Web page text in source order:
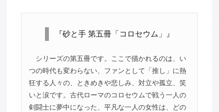
『砂と手 第五冊「コロセウム」』
シリーズの第五冊です。ここで描かれるのは、い
つの時代も変わらない、ファンとして「推し」に熱
狂する人々の、ときめきや悲しみ、対立や孤立、笑
いと涙です。古代ローマのコロセウムで戦う一人の
剣闘士に夢中になった、平凡な一人の女性は、どの